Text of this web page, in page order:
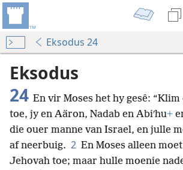
Eksodus 24
Eksodus
24 En vir Moses het hy gesê:
toe, jy en Aäron, Nadab en Abiʹhu+
die ouer manne van Israel, en julle
af neerbuig. 2 En Moses alleen
Jehovah toe; maar hulle moenie